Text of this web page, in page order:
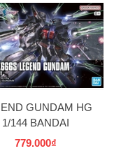
GUNDAM HG
1/144 BANDAI
779.000₫